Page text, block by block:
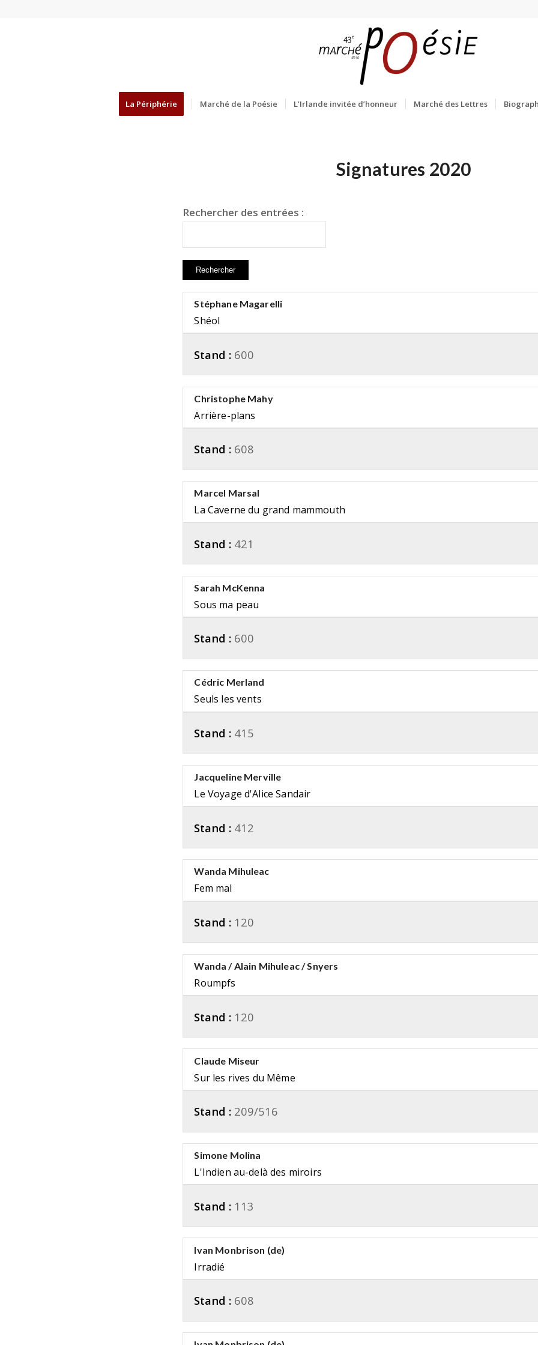
La Périphérie Marché de la Poésie L’Irlande invitée d’honneur Marché des Lettres
Signatures 2020
Rechercher des entrées :
Stéphane Magarelli
Shéol
Stand : 600
Christophe Mahy
Arrière-plans
Stand : 608
Marcel Marsal
La Caverne du grand mammouth
Stand : 421
Sarah McKenna
Sous ma peau
Stand : 600
Cédric Merland
Seuls les vents
Stand : 415
Jacqueline Merville
Le Voyage d'Alice Sandair
Stand : 412
Wanda Mihuleac
Fem mal
Stand : 120
Wanda / Alain Mihuleac / Snyers
Roumpfs
Stand : 120
Claude Miseur
Sur les rives du Même
Stand : 209/516
Simone Molina
L'Indien au-delà des miroirs
Stand : 113
Ivan Monbrison (de)
Irradié
Stand : 608